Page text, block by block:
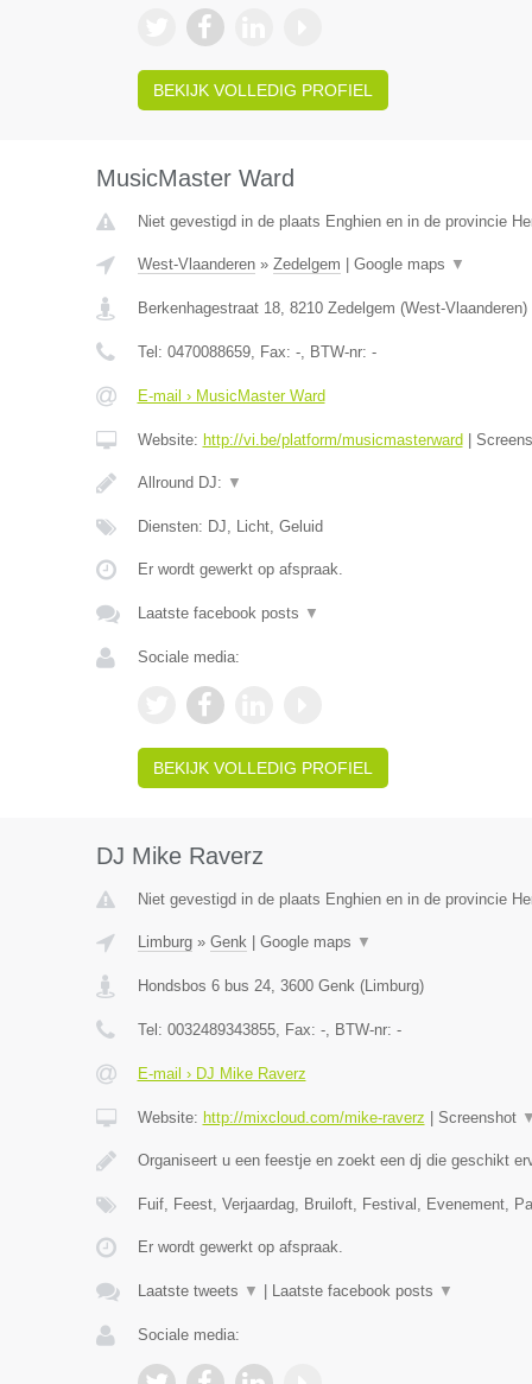
BEKIJK VOLLEDIG PROFIEL
MusicMaster Ward
Niet gevestigd in de plaats Enghien en in de provincie
West-Vlaanderen» Zedelgem Google maps ▼
Berkenhagestraat 18, 8210 Zedelgem (West-Vlaanderen)
Tel: 0470088659, Fax: -, BTW-nr: -
E-mail › MusicMaster Ward
Website: http://vi.be/platform/musicmasterward
Allround DJ: ▼
Diensten: DJ, Licht, Geluid
Er wordt gewerkt op afspraak.
Laatste facebook posts ▼
Sociale media:
BEKIJK VOLLEDIG PROFIEL
DJ Mike Raverz
Niet gevestigd in de plaats Enghien en in de provincie
Limburg» Genk| Google maps ▼
Hondsbos 6 bus 24, 3600 Genk(Limburg)
Tel: 0032489343855, Fax: -, BTW-nr: -
E-mail › DJ Mike Raverz
Website: http://mixcloud.com/mike-raverz Screenshot ▼
Organiseert u een feestje en zoekt een dj die geschikt
Fuif, Feest, Verjaardag, Bruiloft, Festival, Evenement,
Er wordt gewerkt op afspraak.
Laatste tweets ▼ Laatste facebook posts ▼
Sociale media: